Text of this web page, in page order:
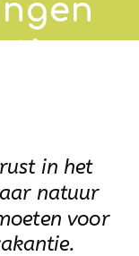
in het
natuur
voor